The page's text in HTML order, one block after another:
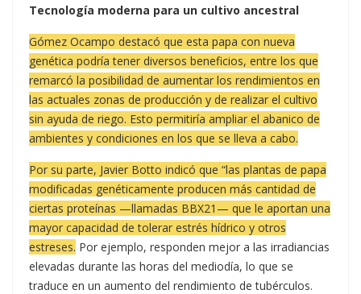
Tecnología moderna para un cultivo ancestral
Gómez Ocampo destacó que esta papa con nueva
genética podría tener diversos beneficios, entre los que
remarcó la posibilidad de aumentar los rendimientos en
las actuales zonas de producción y de realizar el cultivo
sin ayuda de riego. Esto permitiría ampliar el abanico de
ambientes y condiciones en los que se lleva a cabo.
Por su parte, Javier Botto indicó que “las plantas de papa
modificadas genéticamente producen más cantidad de
ciertas proteínas —llamadas BBX21— que le aportan una
mayor capacidad de tolerar estrés hídrico y otros
estreses. Por ejemplo, responden mejor a las irradiancias
elevadas durante las horas del mediodía, lo que se
traduce en un aumento del rendimiento de tubérculos.